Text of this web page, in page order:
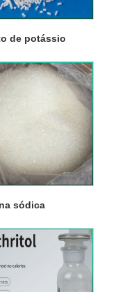
de potássio
sódica